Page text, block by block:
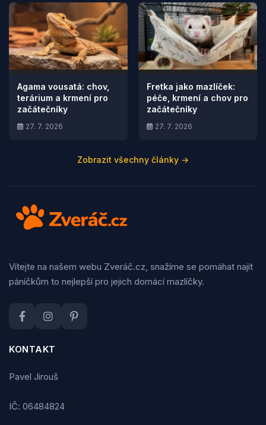
Agama vousatá: chov,
terárium a krmení pro
začátečníky
27. 7. 2026
Fretka jako mazlíček:
péče, krmení a chov pro
začátečníky
27. 7. 2026
Zobrazit všechny články →
Vítejte na našem webu Zveráč.cz, snažíme se pomáhat najít
páníčkům to nejlepší pro jejich domácí mazlíčky.
KONTAKT
Pavel Jirouš
IČ: 06484824